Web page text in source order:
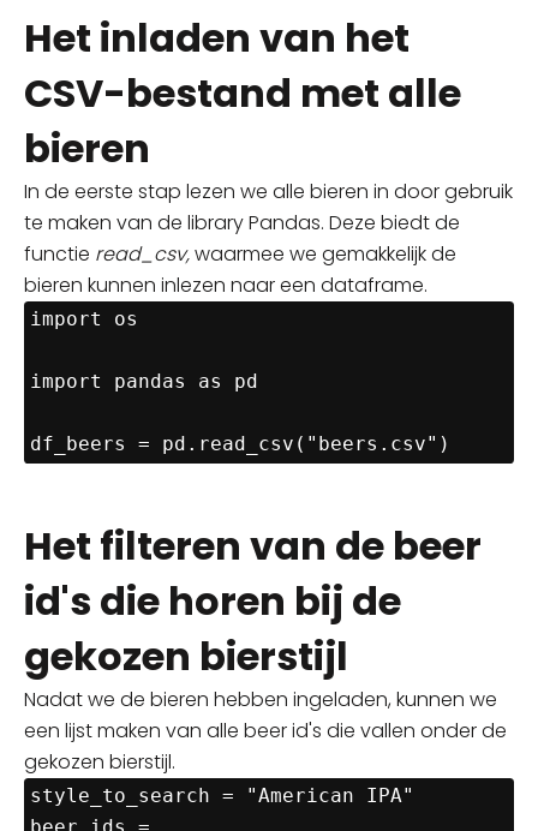
Het inladen van het
CSV-bestand met alle
bieren
In de eerste stap lezen we alle bieren in door gebruik
te maken van de libraryPandas. Deze biedt de
functie read_csv,waarmee we gemakkelijk de
bieren kunnen inlezen naar een dataframe.
import os
import pandas as pd
Het filteren van de beer
id's die horen bij de
gekozen bierstijl
Nadat we de bieren hebben ingeladen, kunnen we
een lijst maken van alle beer id's die vallen onder de
gekozen bierstijl.
style_to_search = "American IPA"